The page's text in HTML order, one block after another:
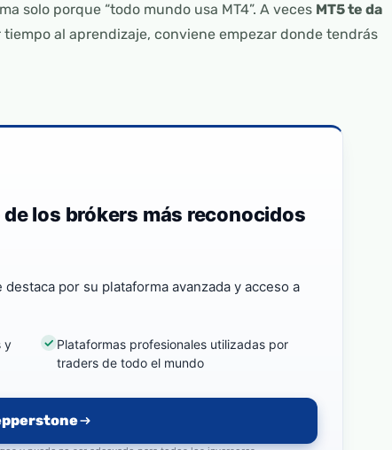
solo porque “todo mundo usa MT4”. A veces MT5 te da
tiempo al aprendizaje, conviene empezar donde tendrás
los brókers más reconocidos
por su plataforma avanzada y acceso a
y
Plataformas profesionales utilizadas por
traders de todo el mundo